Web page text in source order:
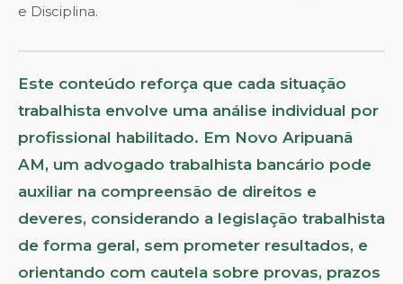
e Disciplina.
Este conteúdo reforça que cada situação
trabalhista envolve uma análise individual por
profissional habilitado. Em Novo Aripuanã
AM, um advogado trabalhista bancário pode
auxiliar na compreensão de direitos e
deveres, considerando a legislação trabalhista
de forma geral, sem prometer resultados, e
orientando com cautela sobre provas, prazos